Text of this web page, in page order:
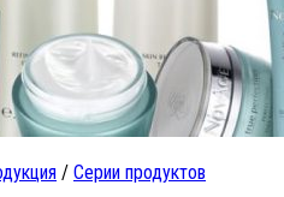
/ Серии продуктов